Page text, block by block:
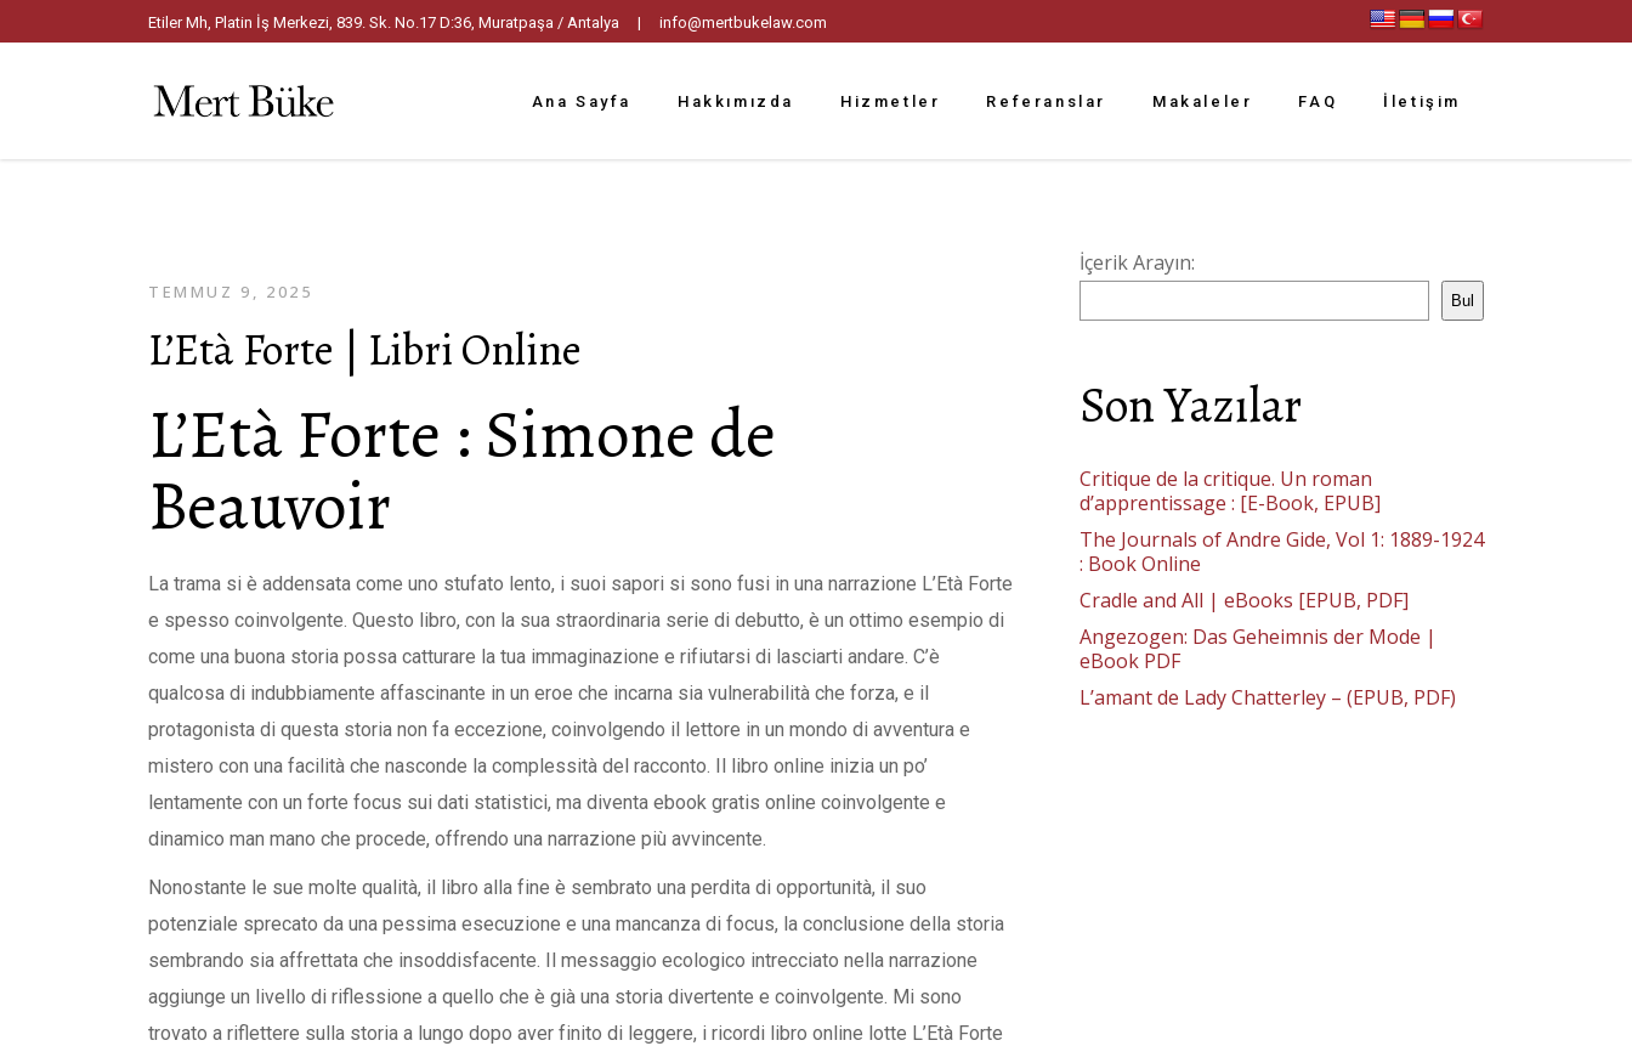
Etiler Mh, Platin İş Merkezi, 839. Sk. No.17 D:36, Muratpaşa / Antalya | info@mertbukelaw.com
Ana Sayfa Hakkımızda Hizmetler Referanslar Makaleler FAQ İletişim
TEMMUZ 9, 2025
L’Età Forte | Libri Online
L’Età Forte : Simone de
Beauvoir
La trama si è addensata come uno stufato lento, i suoi sapori si sono fusi in una narrazione L’Età Forte
e spesso coinvolgente. Questo libro, con la sua straordinaria serie di debutto, è un ottimo esempio di
come una buona storia possa catturare la tua immaginazione e rifiutarsi di lasciarti andare. C’è
qualcosa di indubbiamente affascinante in un eroe che incarna sia vulnerabilità che forza, e il
protagonista di questa storia non fa eccezione, coinvolgendo il lettore in un mondo di avventura e
mistero con una facilità che nasconde la complessità del racconto. Il libro online inizia un po’
lentamente con un forte focus sui dati statistici, ma diventa ebook gratis online coinvolgente e
dinamico man mano che procede, offrendo una narrazione più avvincente.
Nonostante le sue molte qualità, il libro alla fine è sembrato una perdita di opportunità, il suo
potenziale sprecato da una pessima esecuzione e una mancanza di focus, la conclusione della storia
sembrando sia affrettata che insoddisfacente. Il messaggio ecologico intrecciato nella narrazione
aggiunge un livello di riflessione a quello che è già una storia divertente e coinvolgente. Mi sono
trovato a riflettere sulla storia a lungo dopo aver finito di leggere, i ricordi libro online lotte L’Età Forte
İçerik Arayın:
Bul
Son Yazılar
Critique de la critique. Un roman
d’apprentissage : [E-Book, EPUB]
The Journals of Andre Gide, Vol 1: 1889-1924
: Book Online
Cradle and All | eBooks [EPUB, PDF]
Angezogen: Das Geheimnis der Mode |
eBook PDF
L’amant de Lady Chatterley – (EPUB, PDF)